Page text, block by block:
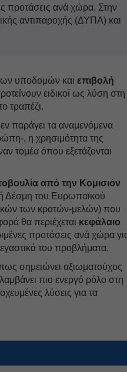
προτάσεις ανά χώρα. Στην
αντιπαροχής (ΔΥΠΑ) και
υποδομών και επιβολή
ειδικοί ως λύση στη
τραπέζι.
παράγει τα αναμενόμενα
, η χρησιμότητα της
τομέα όπου εξετάζονται
από την Κομισιόν
Δέσμη του Ευρωπαϊκού
των κρατών-μελών) που
θα περιέχεται κεφάλαιο
προτάσεις ανά χώρα
του προβλήματα.
σημειώνει αξιωματούχος
πιο ενεργό ρόλο στη
λύσεις για τα